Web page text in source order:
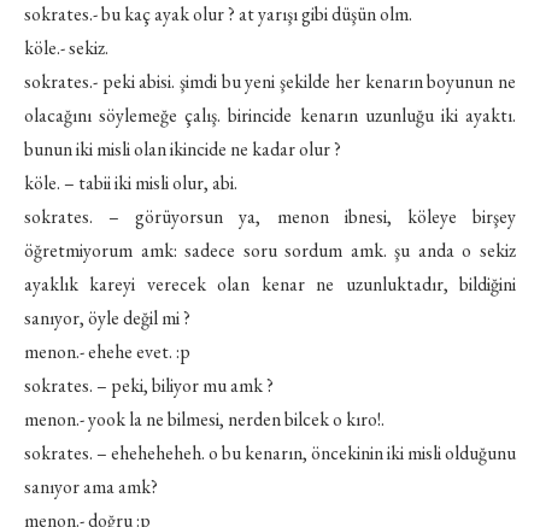
sokrates.- bu kaç ayak olur ? at yarışı gibi düşün olm.
köle.- sekiz.
sokrates.- peki abisi. şimdi bu yeni şekilde her kenarın boyunun ne
olacağını söylemeğe çalış. birincide kenarın uzunluğu iki ayaktı.
bunun iki misli olan ikincide ne kadar olur ?
köle. – tabii iki misli olur, abi.
sokrates. – görüyorsun ya, menon ibnesi, köleye birşey
öğretmiyorum amk: sadece soru sordum amk. şu anda o sekiz
ayaklık kareyi verecek olan kenar ne uzunluktadır, bildiğini
sanıyor, öyle değil mi ?
menon.- ehehe evet. :p
sokrates. – peki, biliyor mu amk ?
menon.- yook la ne bilmesi, nerden bilcek o kıro!.
sokrates. – eheheheheh. o bu kenarın, öncekinin iki misli olduğunu
sanıyor ama amk?
menon.- doğru :p